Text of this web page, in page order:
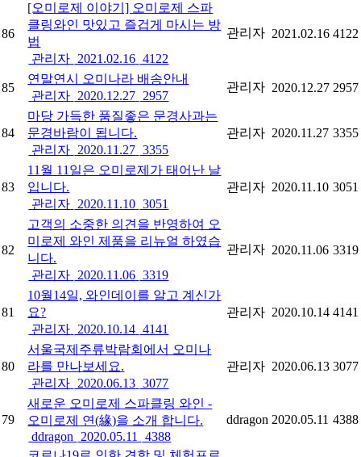
86
[오미로제 이야기] 오미로제 스파
클링와인 맛있고 즐겁게 마시는 방
법
관리자 2021.02.16 4122
관리자 2021.02.16 4122
85
연말연시 오미나라 배송안내
관리자 2020.12.27 2957
관리자 2020.12.27 2957
84
마당 가득한 품질좋은 문경사과는
문경바람이 됩니다.
관리자 2020.11.27 3355
관리자 2020.11.27 3355
83
11월 11일은 오미로제가 태어난 날
입니다.
관리자 2020.11.10 3051
관리자 2020.11.10 3051
82
고객의 소중한 의견을 반영하여 오
미로제 와인 제품을 리뉴얼 하였습
니다.
관리자 2020.11.06 3319
관리자 2020.11.06 3319
81
10월14일, 와인데이를 알고 계신가
요?
관리자 2020.10.14 4141
관리자 2020.10.14 4141
80
서울국제주류박람회에서 오미나
라를 만나보세요.
관리자 2020.06.13 3077
관리자 2020.06.13 3077
79
새로운 오미로제 스파클링 와인 -
오미로제 연(緣)을 소개 합니다.
ddragon
2020.05.11 4388
ddragon 2020.05.11 4388